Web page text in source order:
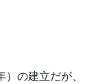
の建立だが、